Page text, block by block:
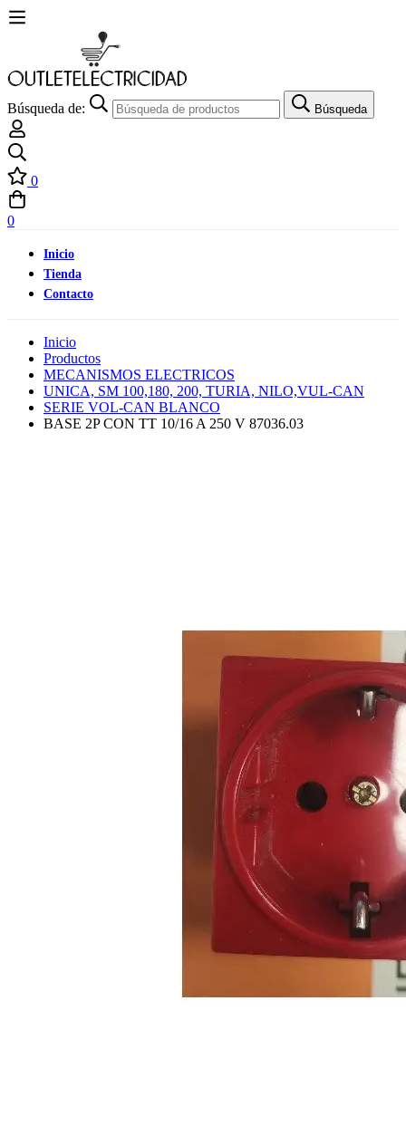
Búsqueda de: Búsqueda
0
0
Inicio
Tienda
Contacto
Inicio
Productos
MECANISMOS ELECTRICOS
UNICA, SM 100,180, 200, TURIA, NILO,VUL-CAN
SERIE VOL-CAN BLANCO
BASE 2P CON TT 10/16 A 250 V 87036.03